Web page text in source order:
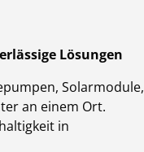
Lösungen
Solarmodule,
an einem Ort.
in